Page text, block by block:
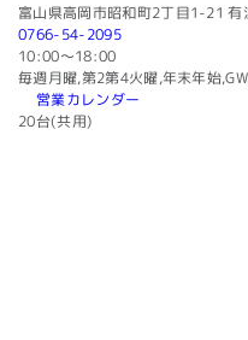
富山県高岡市昭和町2丁目1-21 有
0766-54-2095
10:00〜18:00
毎週月曜,第2第4火曜,年末年始
営業カレンダー
20台(共用)